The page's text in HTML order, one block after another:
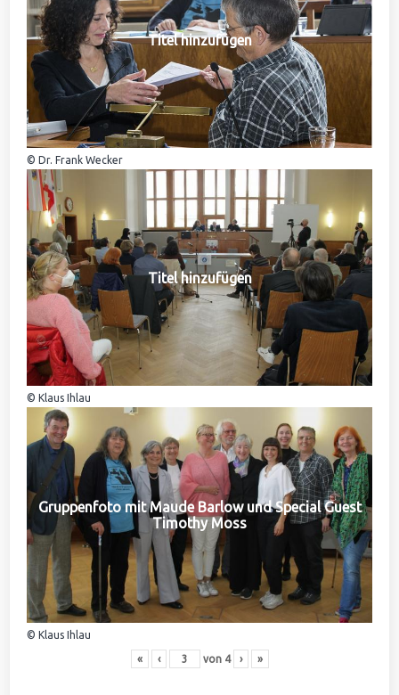
Titel hinzufügen
© Dr. Frank Wecker
Titel hinzufügen
© Klaus Ihlau
Gruppenfoto mit Maude Barlow und Special Guest
Timothy Moss
© Klaus Ihlau
« ‹ von 4 › »